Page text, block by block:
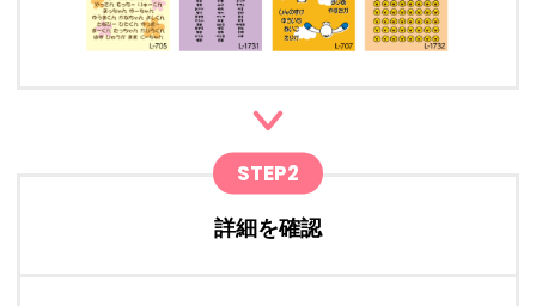
STEP2
詳細を確認